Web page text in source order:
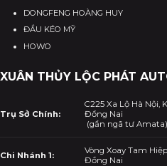
DONGFENG HOÀNG HUY
ĐẦU KÉO MỸ
HOWO
XUÂN THỦY LỘC PHÁT
Trụ Sở Chính:
C225 Xa Lộ Hà Nội,
Đồng Nai
(gần ngã tư Amata)
Chi Nhánh 1:
Vòng Xoay Tam
Đồng Nai